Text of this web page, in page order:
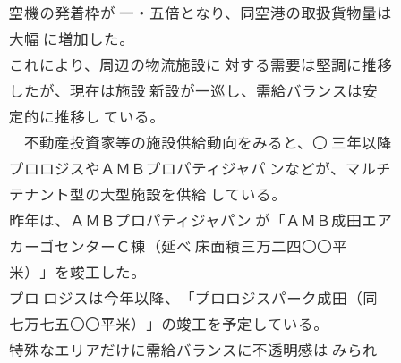
空機の発着枠が 一・五倍となり、同空港の取扱貨物量は
大幅 に増加した。
これにより、周辺の物流施設に 対する需要は堅調に推移
したが、現在は施設 新設が一巡し、需給バランスは安
定的に推移し ている。
不動産投資家等の施設供給動向をみると、〇 三年以降
プロロジスやＡＭＢプロパティジャパ ンなどが、マルチ
テナント型の大型施設を供給 している。
昨年は、ＡＭＢプロパティジャパン が「ＡＭＢ成田エア
カーゴセンターＣ棟（延べ 床面積三万二四〇〇平
米）」を竣工した。
プロ ロジスは今年以降、「プロロジスパーク成田（同
七万七五〇〇平米）」の竣工を予定している。
特殊なエリアだけに需給バランスに不透明感は みられ